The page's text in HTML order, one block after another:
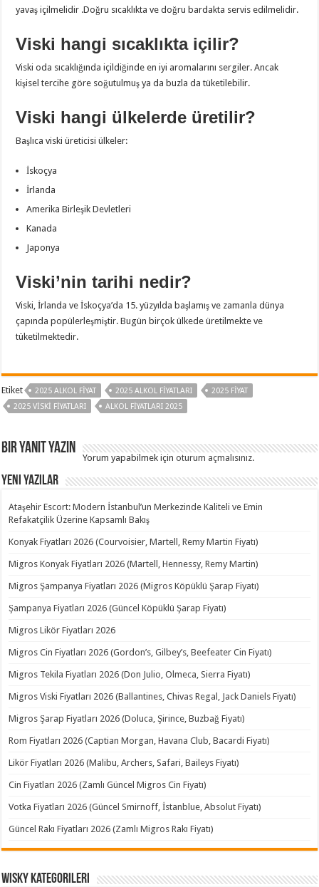
yavaş içilmelidir .Doğru sıcaklıkta ve doğru bardakta servis edilmelidir.
Viski hangi sıcaklıkta içilir?
Viski oda sıcaklığında içildiğinde en iyi aromalarını sergiler. Ancak
kişisel tercihe göre soğutulmuş ya da buzla da tüketilebilir.
Viski hangi ülkelerde üretilir?
Başlıca viski üreticisi ülkeler:
İskoçya
İrlanda
Amerika Birleşik Devletleri
Kanada
Japonya
Viski’nin tarihi nedir?
Viski, İrlanda ve İskoçya’da 15. yüzyılda başlamış ve zamanla dünya
çapında popülerleşmiştir. Bugün birçok ülkede üretilmekte ve
tüketilmektedir.
Etiket 2025 ALKOL FIYAT 2025 ALKOL FIYATLARI
2025 FIYAT
2025 VISKI FIYATLARI
ALKOL FIYATLARI 2025
Bir yanıt yazın
Yorum yapabilmek içinoturum açmalısınız.
Yeni Yazılar
Ataşehir Escort: Modern İstanbul’un Merkezinde Kaliteli ve Emin
Refakatçilik Üzerine Kapsamlı Bakış
Konyak Fiyatları 2026 (Courvoisier, Martell, Remy Martin Fiyatı)
Migros Konyak Fiyatları 2026 (Martell, Hennessy, Remy Martin)
Migros Şampanya Fiyatları 2026 (Migros Köpüklü Şarap Fiyatı)
Şampanya Fiyatları 2026 (Güncel Köpüklü Şarap Fiyatı)
Migros Likör Fiyatları 2026
Migros Cin Fiyatları 2026 (Gordon’s, Gilbey’s, Beefeater Cin Fiyatı)
Migros Tekila Fiyatları 2026 (Don Julio, Olmeca, Sierra Fiyatı)
Migros Viski Fiyatları 2026 (Ballantines, Chivas Regal, Jack Daniels Fiyatı)
Migros Şarap Fiyatları 2026 (Doluca, Şirince, Buzbağ Fiyatı)
Rom Fiyatları 2026 (Captian Morgan, Havana Club, Bacardi Fiyatı)
Likör Fiyatları 2026 (Malibu, Archers, Safari, Baileys Fiyatı)
Cin Fiyatları 2026 (Zamlı Güncel Migros Cin Fiyatı)
Votka Fiyatları 2026 (Güncel Smirnoff, İstanblue, Absolut Fiyatı)
Güncel Rakı Fiyatları 2026 (Zamlı Migros Rakı Fiyatı)
Wisky Kategorileri